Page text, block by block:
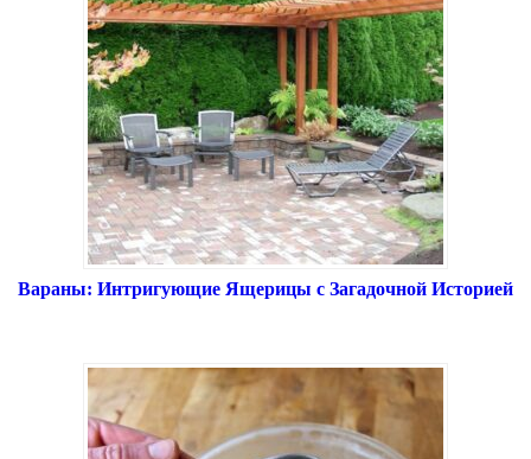
Вараны: Интригующие Ящерицы с Загадочной Историей